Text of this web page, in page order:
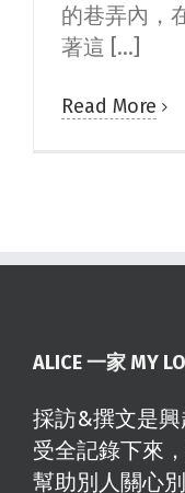
的巷弄內，
著這 [...]
Read More
ALICE 一家 MY
採訪&撰文是
受全記錄下來
幫助別人關心